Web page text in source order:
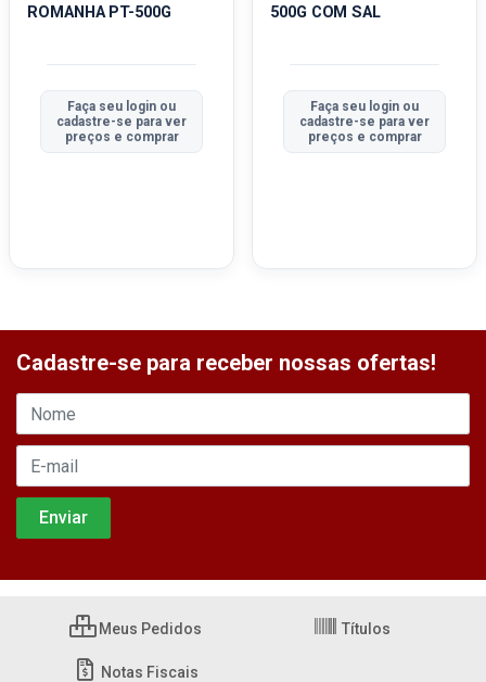
ROMANHA PT-500G
Faça seu login ou
cadastre-se para ver
preços e comprar
500G COM SAL
Faça seu login ou
cadastre-se para ver
preços e comprar
Cadastre-se para receber nossas ofertas!
Meus Pedidos Títulos
Notas Fiscais